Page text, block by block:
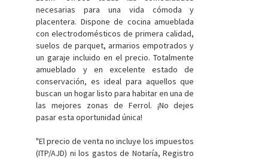
necesarias para una vida cómoda y
placentera. Dispone de cocina amueblada
con electrodomésticos de primera calidad,
suelos de parquet, armarios empotrados y
un garaje incluido en el precio. Totalmente
amueblado y en excelente estado de
conservación, es ideal para aquellos que
buscan un hogar listo para habitar en una de
las mejores zonas de Ferrol. ¡No dejes
pasar esta oportunidad única!
"El precio de venta no incluye los impuestos
(ITP/AJD) ni los gastos de Notaría, Registro